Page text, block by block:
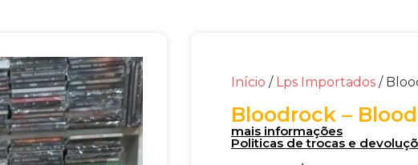
Início / Lps Importados/
Bloodrock –
mais informações
Politicas de trocas e